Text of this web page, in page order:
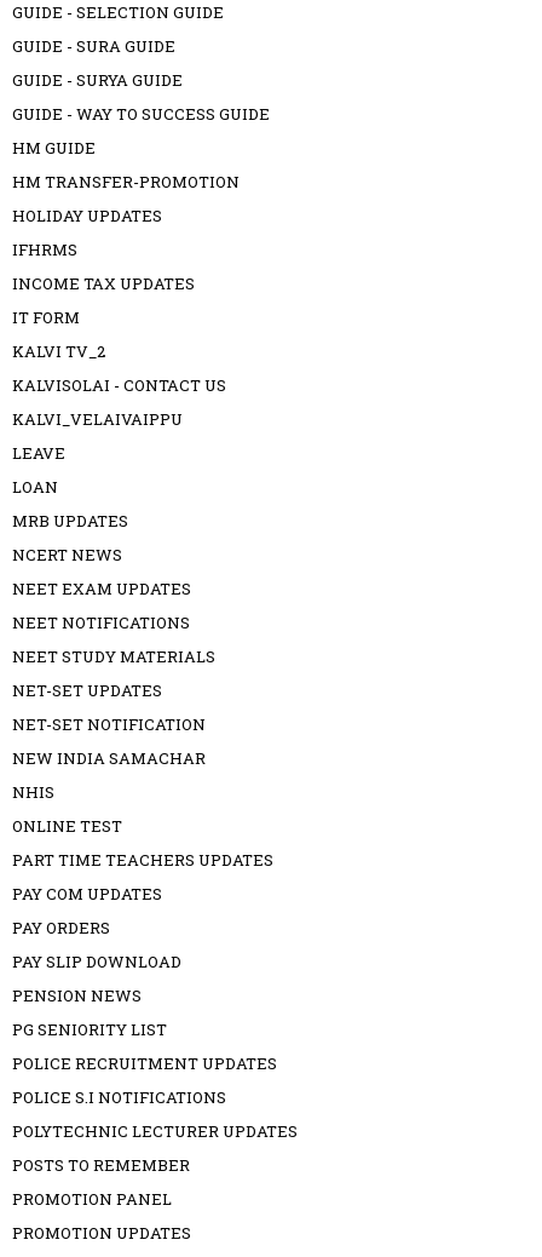
GUIDE - SELECTION GUIDE
GUIDE - SURA GUIDE
GUIDE - SURYA GUIDE
GUIDE - WAY TO SUCCESS GUIDE
HM GUIDE
HM TRANSFER-PROMOTION
HOLIDAY UPDATES
IFHRMS
INCOME TAX UPDATES
IT FORM
KALVI TV_2
KALVISOLAI - CONTACT US
KALVI_VELAIVAIPPU
LEAVE
LOAN
MRB UPDATES
NCERT NEWS
NEET EXAM UPDATES
NEET NOTIFICATIONS
NEET STUDY MATERIALS
NET-SET UPDATES
NET-SET NOTIFICATION
NEW INDIA SAMACHAR
NHIS
ONLINE TEST
PART TIME TEACHERS UPDATES
PAY COM UPDATES
PAY ORDERS
PAY SLIP DOWNLOAD
PENSION NEWS
PG SENIORITY LIST
POLICE RECRUITMENT UPDATES
POLICE S.I NOTIFICATIONS
POLYTECHNIC LECTURER UPDATES
POSTS TO REMEMBER
PROMOTION PANEL
PROMOTION UPDATES